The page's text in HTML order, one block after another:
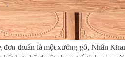
đơn thuần là một xưởng gỗ, Nhân